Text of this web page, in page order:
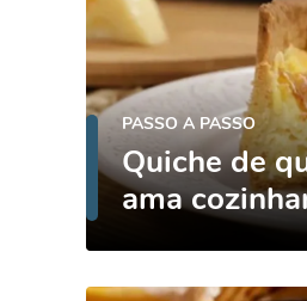
PASSO A PASSO
Quiche de
ama